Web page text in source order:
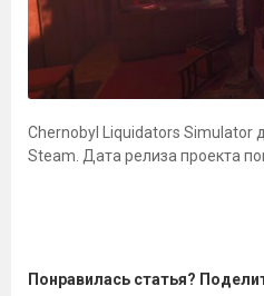
Chernobyl Liquidators Simulator
Steam. Дата релиза проекта
Понравилась статья?